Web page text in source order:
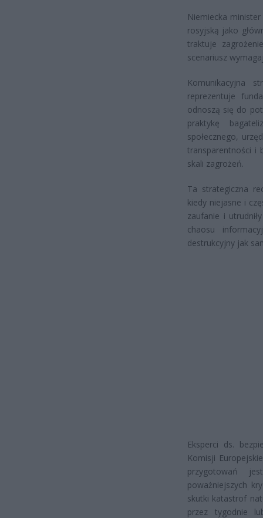
Niemiecka
rosyjską jako
traktuje
scenariusz
Komunikacyjna
reprezentuje
odnoszą się do
praktykę
społecznego,
transparentności i
skali zagrożeń.
Ta strategiczna
kiedy niejasne i
zaufanie i
chaosu
destrukcyjny jak
Eksperci ds.
Komisji
przygotowań
poważniejszych
skutki katastrof
przez tygodnie